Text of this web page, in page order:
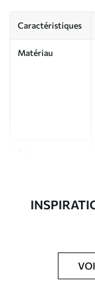
Caractéristiques
Matériau
Finition